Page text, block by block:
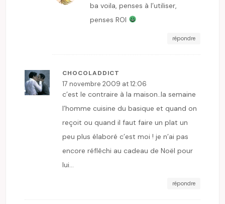
ba voila, penses à l’utiliser,
penses ROI
répondre
CHOCOLADDICT
17 novembre 2009 at 12:06
c’est le contraire à la maison..la semaine
l’homme cuisine du basique et quand on
reçoit ou quand il faut faire un plat un
peu plus élaboré c’est moi ! je n’ai pas
encore réflêchi au cadeau de Noël pour
lui…
répondre